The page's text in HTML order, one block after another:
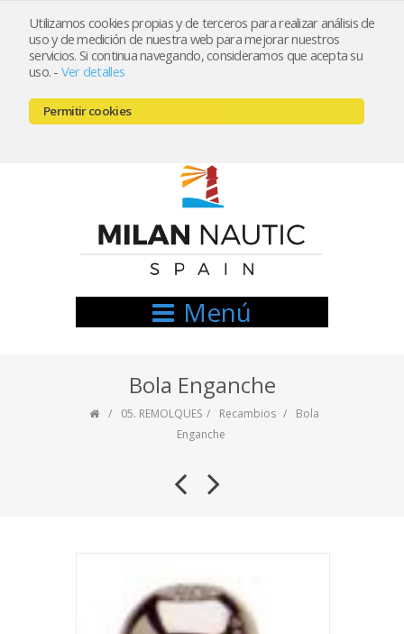
Utilizamos cookies propias y de terceros para realizar análisis de
uso y de medición de nuestra web para mejorar nuestros
servicios. Si continua navegando, consideramos que acepta su
uso. - Ver detalles
Permitir cookies
Registrarse Mi cuenta
666521122 // 654999333
Menú
Bola Enganche
05. REMOLQUES Recambios
Bola
Enganche